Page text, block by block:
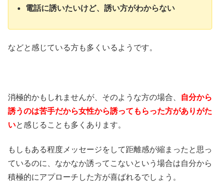
電話に誘いたいけど、誘い方がわからない
などと感じている方も多くいるようです。
消極的かもしれませんが、そのような方の場合、
自分から
誘うのは苦手だから女性から誘ってもらった方がありがた
いと感じることも多くあります。
もしもある程度メッセージをして距離感が縮まったと思っ
ているのに、なかなか誘ってこないという場合は自分から
積極的にアプローチした方が喜ばれるでしょう。